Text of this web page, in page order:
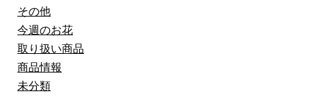
その他
今週のお花
取り扱い商品
商品情報
未分類